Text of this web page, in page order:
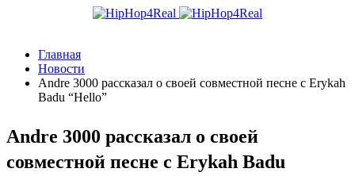
Главная
Новости
Andre 3000 рассказал о своей совместной песне с Erykah
Badu “Hello”
Andre 3000 рассказал о своей
совместной песне с Erykah Badu